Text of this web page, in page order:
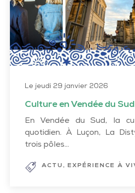
Sud
Le jeudi 29 janvier 2026
Culture en Vendée du Sud
En Vendée du Sud, la
quotidien. À Luçon, La
trois pôles...
ACTU EXPÉRIENCE À